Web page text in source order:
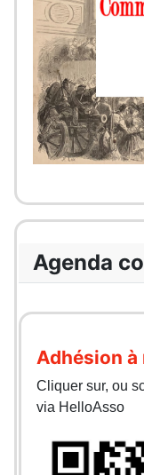
Agenda
Adhésion
Cliquer sur, ou
via HelloAsso